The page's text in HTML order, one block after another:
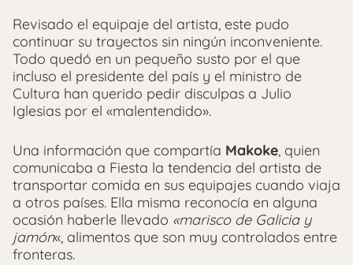
Revisado el equipaje del artista, este pudo
continuar su trayectos sin ningún inconveniente.
Todo quedó en un pequeño susto por el que
incluso el presidente del país y el ministro de
Cultura han querido pedir disculpas a Julio
Iglesias por el «malentendido».
Una información que compartía Makoke, quien
comunicaba a Fiesta la tendencia del artista de
transportar comida en sus equipajes cuando viaja
a otros países. Ella misma reconocía en alguna
ocasión haberle llevado «marisco de Galicia y
jamón«, alimentos que son muy controlados entre
fronteras.